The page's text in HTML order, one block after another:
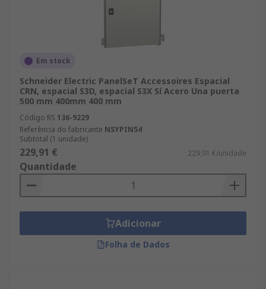
Em stock
Schneider Electric PanelSeT Accessoires Espacial
CRN, espacial S3D, espacial S3X Sí Acero Una puerta
500 mm 400mm 400 mm
Código RS 136-9229
Referência do fabricante NSYPIN54
Subtotal (1 unidade)
229,91 € 229,91 €/unidade
Quantidade
Adicionar
Folha de Dados